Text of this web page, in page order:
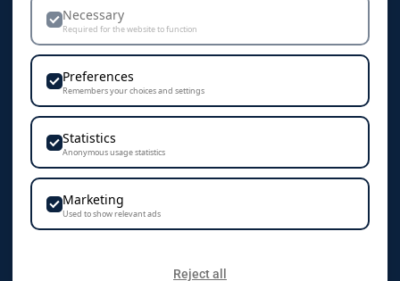
Dekorasjon & Teknikker
Personvern & Cookies
KONTAKT
Camisa AS
Vestre Rosten 102
7075 Tiller
Necessary
Required for the website to function
Preferences
Remembers your choices and settings
Statistics
Anonymous usage statistics
Marketing
Used to show relevant ads
Reject all